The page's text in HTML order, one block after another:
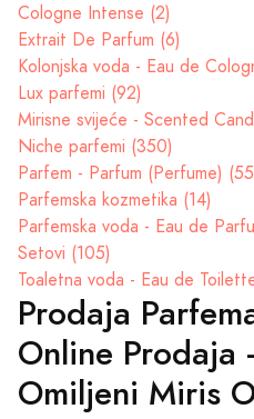
Cologne Intense (2)
Extrait De Parfum (6)
Kolonjska voda - Eau de
Lux parfemi (92)
Mirisne svijeće - Scented
Niche parfemi (350)
Parfem - Parfum (Perfume)
Parfemska kozmetika (14)
Parfemska voda - Eau de
Setovi (105)
Toaletna voda - Eau de
Prodaja
Online Prodaja
Omiljeni Miris